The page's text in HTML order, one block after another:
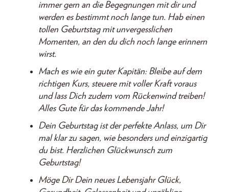
immer gern an die Begegnungen mit dir und
werden es bestimmt noch lange tun. Hab einen
tollen Geburtstag mit unvergesslichen
Momenten, an den du dich noch lange erinnern
wirst.
Mach es wie ein guter Kapitän: Bleibe auf dem
richtigen Kurs, steuere mit voller Kraft voraus
und lass Dich zudem vom Rückenwind treiben!
Alles Gute für das kommende Jahr!
Dein Geburtstag ist der perfekte Anlass, um Dir
mal klar zu sagen, wie besonders und einzigartig
du bist. Herzlichen Glückwunsch zum
Geburtstag!
Möge Dir Dein neues Lebensjahr Glück,